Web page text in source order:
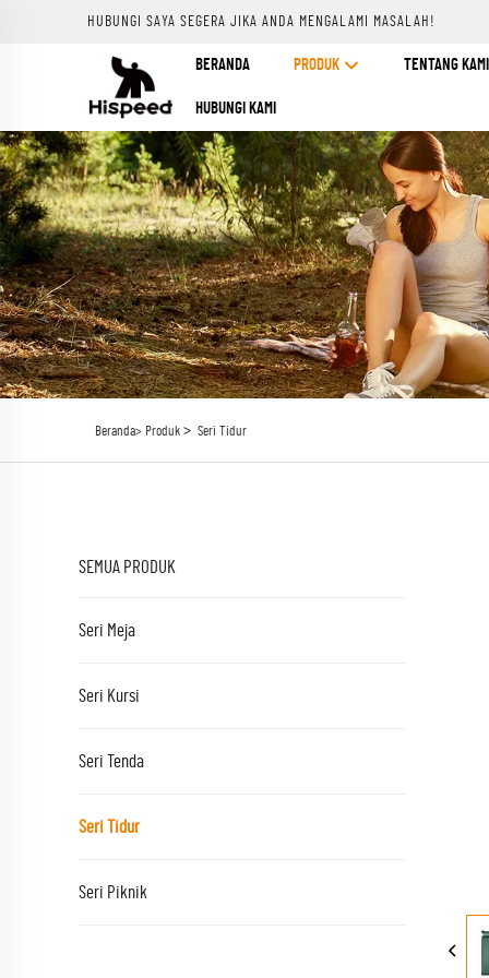
HUBUNGI SAYA SEGERA JIKA ANDA MENGALAMI MASALAH!
BERANDA PRODUK TENTANG KAMI
HUBUNGI KAMI
Beranda> Produk > Seri Tidur
SEMUA PRODUK
Seri Meja
Seri Kursi
Seri Tenda
Seri Tidur
Seri Piknik